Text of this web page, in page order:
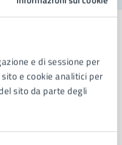
e di sessione per
e cookie analitici per
sito da parte degli